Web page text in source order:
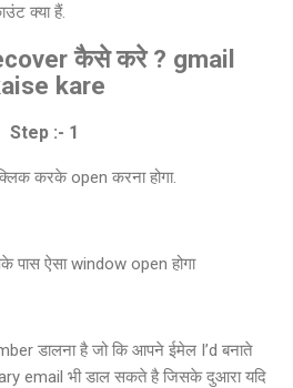
क्या हैं.
कैसे करे ? gmail
kare
Step :- 1
करके open करना होगा.
ऐसा window open होगा
डालना है जो कि आपने ईमेल I’d बनाते
email भी डाल सकते है जिसके दुआरा यदि